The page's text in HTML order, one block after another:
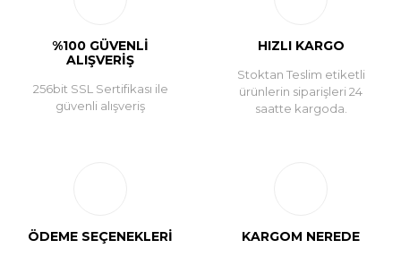
%100 GÜVENLİ
ALIŞVERİŞ
256bit SSL Sertifikası ile
güvenli alışveriş
HIZLI KARGO
Stoktan Teslim etiketli
ürünlerin siparişleri 24
saatte kargoda.
ÖDEME SEÇENEKLERİ KARGOM NEREDE